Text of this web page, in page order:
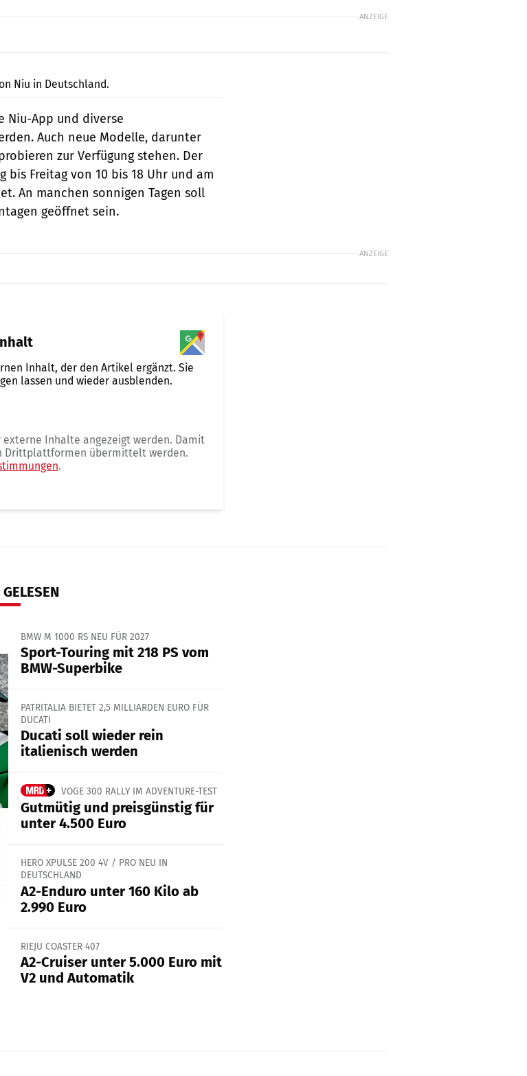
ANZEIGE
Niu in Deutschland.
Niu-App und diverse
Auch neue Modelle, darunter
zur Verfügung stehen. Der
bis Freitag von 10 bis 18 Uhr und am
An manchen sonnigen Tagen soll
geöffnet sein.
ANZEIGE
Inhalt, der den Artikel ergänzt. Sie
lassen und wieder ausblenden.
Inhalte angezeigt werden. Damit
Drittplattformen übermittelt werden.
.
BMW M 1000 RS NEU FÜR 2027
Sport-Touring mit 218 PS vom
BMW-Superbike
PATRITALIA BIETET 2,5 MILLIARDEN EURO FÜR
DUCATI
Ducati soll wieder rein
italienisch werden
VOGE 300 RALLY IM ADVENTURE-TEST
Gutmütig und preisgünstig für
unter 4.500 Euro
HERO XPULSE 200 4V / PRO NEU IN
DEUTSCHLAND
A2-Enduro unter 160 Kilo ab
2.990 Euro
RIEJU COASTER 407
A2-Cruiser unter 5.000 Euro mit
V2 und Automatik